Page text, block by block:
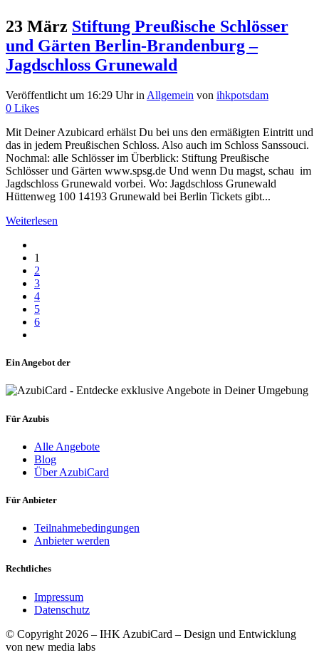
23 März Stiftung Preußische Schlösser
und Gärten Berlin-Brandenburg –
Jagdschloss Grunewald
Veröffentlicht um 16:29 Uhrin Allgemein von ihkpotsdam
0 Likes
Mit Deiner Azubicard erhälst Du bei uns den ermäßigten Eintritt und
das in jedem Preußischen Schloss. Also auch im Schloss Sanssouci.
Nochmal: alle Schlösser im Überblick: Stiftung Preußische
Schlösser und Gärten www.spsg.de Und wenn Du magst, schau im
Jagdschloss Grunewald vorbei. Wo: Jagdschloss Grunewald
Hüttenweg 100 14193 Grunewald bei Berlin Tickets gibt...
Weiterlesen
1
2
3
4
5
6
Ein Angebot der
Für Azubis
Alle Angebote
Blog
Über AzubiCard
Für Anbieter
Teilnahmebedingungen
Anbieter werden
Rechtliches
Impressum
Datenschutz
© Copyright 2026 – IHK AzubiCard – Design und Entwicklung
von new media labs